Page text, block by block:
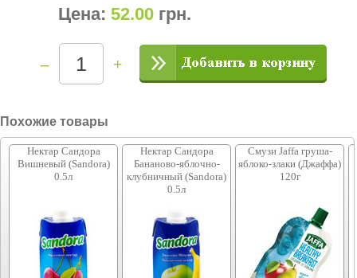
Цена: 52.00 грн.
– +
Похожие товары
Нектар Сандора
Вишневый (Sandora)
0.5л
Нектар Сандора
Бананово-яблочно-
клубничный (Sandora)
0.5л
Смузи Jaffa груша-
яблоко-злаки (Джаффа)
120г